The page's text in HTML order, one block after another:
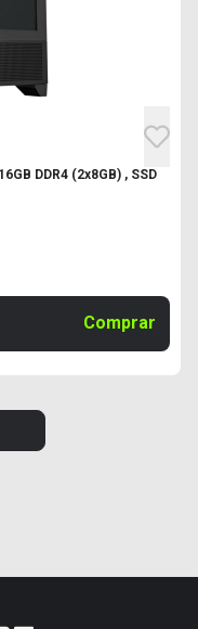
DDR4 (2x8GB) , SSD
Comprar